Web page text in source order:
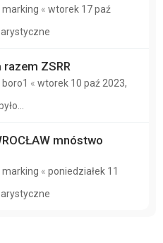
marking « wtorek 17 paź
ZSRR
boro1 « wtorek 10 paź 2023,
mnóstwo
marking « poniedziałek 11